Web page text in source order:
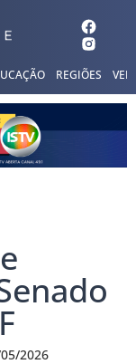
REGIÕES
2026